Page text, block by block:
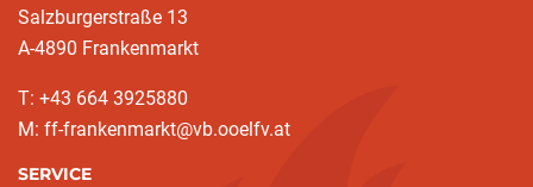
Salzburgerstraße 13
A-4890 Frankenmarkt
T: +43 664 3925880
M: ff-frankenmarkt@vb.ooelfv.at
SERVICE